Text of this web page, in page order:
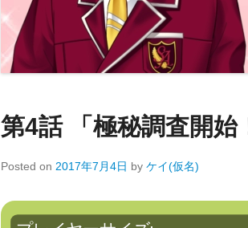
第4話 「極秘調査開
Posted on 2017年7月4日 by ケイ(仮名)